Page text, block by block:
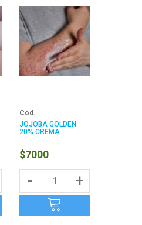
Cod.
JOJOBA GOLDEN
20% CREMA
$7000
- +